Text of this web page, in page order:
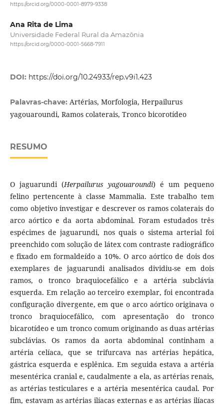
https://orcid.org/0000-0001-8979-9338
Ana Rita de Lima
Universidade Federal Rural da Amazônia
https://orcid.org/0000-0001-5668-7911
DOI: https://doi.org/10.24933/rep.v9i1.423
Palavras-chave: Artérias, Morfologia, Herpailurus
yagouaroundi, Ramos colaterais, Tronco bicorotídeo
RESUMO
O jaguarundi (Herpailurus yagouaroundi) é um pequeno
felino pertencente à classe Mammalia. Este trabalho tem
como objetivo investigar e descrever os ramos colaterais do
arco aórtico e da aorta abdominal. Foram estudados três
espécimes de jaguarundi, nos quais o sistema arterial foi
preenchido com solução de látex com contraste radiográfico
e fixado em formaldeído a 10%. O arco aórtico de dois dos
exemplares de jaguarundi analisados ​​dividiu-se em dois
ramos, o tronco braquiocefálico e a artéria subclávia
esquerda. Em relação ao terceiro exemplar, foi encontrada
configuração divergente, em que o arco aórtico originava o
tronco braquiocefálico, com apresentação do tronco
bicarotídeo e um tronco comum originando as duas artérias
subclávias. Os ramos da aorta abdominal continham a
artéria celíaca, que se trifurcava nas artérias hepática,
gástrica esquerda e esplênica. Em seguida estava a artéria
mesentérica cranial e, caudalmente a ela, as artérias renais,
as artérias testiculares e a artéria mesentérica caudal. Por
fim, estavam as artérias ilíacas externas e as artérias ilíacas